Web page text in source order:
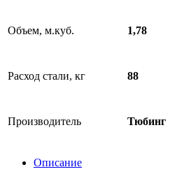
Объем, м.куб. 1,78
Расход стали, кг 88
Производитель Тюбинг
Описание